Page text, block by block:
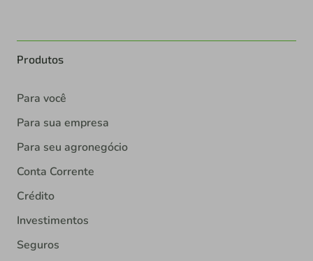
Produtos
Para você
Para sua empresa
Para seu agronegócio
Conta Corrente
Crédito
Investimentos
Seguros